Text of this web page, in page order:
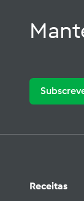
Receitas